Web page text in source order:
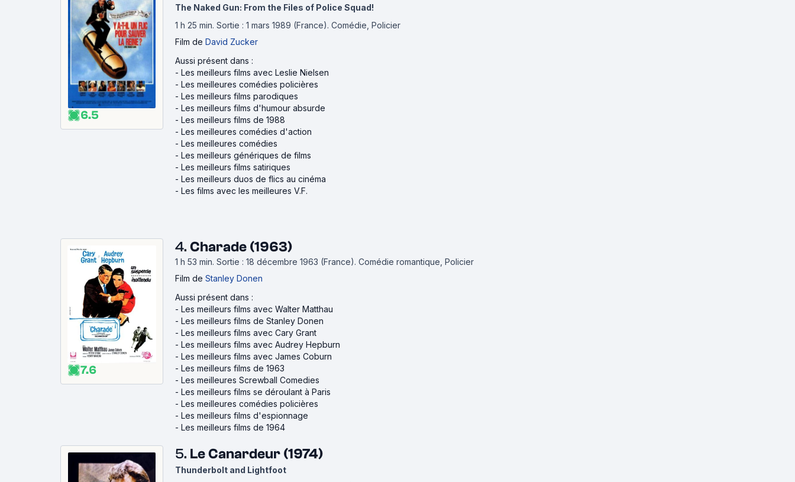
6.5
The Naked Gun: From the Files of Police Squad!
1 h 25 min. Sortie : 1 mars 1989 (France). Comédie, Policier
Film de David Zucker
Aussi présent dans :
- Les meilleurs films avec Leslie Nielsen
- Les meilleures comédies policières
- Les meilleurs films parodiques
- Les meilleurs films d'humour absurde
- Les meilleurs films de 1988
- Les meilleures comédies d'action
- Les meilleures comédies
- Les meilleurs génériques de films
- Les meilleurs films satiriques
- Les meilleurs duos de flics au cinéma
- Les films avec les meilleures V.F.
7.6
4. Charade (1963)
1 h 53 min. Sortie : 18 décembre 1963 (France). Comédie romantique, Policier
Film de Stanley Donen
Aussi présent dans :
- Les meilleurs films avec Walter Matthau
- Les meilleurs films de Stanley Donen
- Les meilleurs films avec Cary Grant
- Les meilleurs films avec Audrey Hepburn
- Les meilleurs films avec James Coburn
- Les meilleurs films de 1963
- Les meilleures Screwball Comedies
- Les meilleurs films se déroulant à Paris
- Les meilleures comédies policières
- Les meilleurs films d'espionnage
- Les meilleurs films de 1964
5. Le Canardeur (1974)
Thunderbolt and Lightfoot